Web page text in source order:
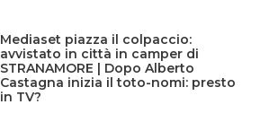
Mediaset piazza il colpaccio:
avvistato in città in camper di
STRANAMORE | Dopo Alberto
Castagna inizia il toto-nomi: presto
in TV?